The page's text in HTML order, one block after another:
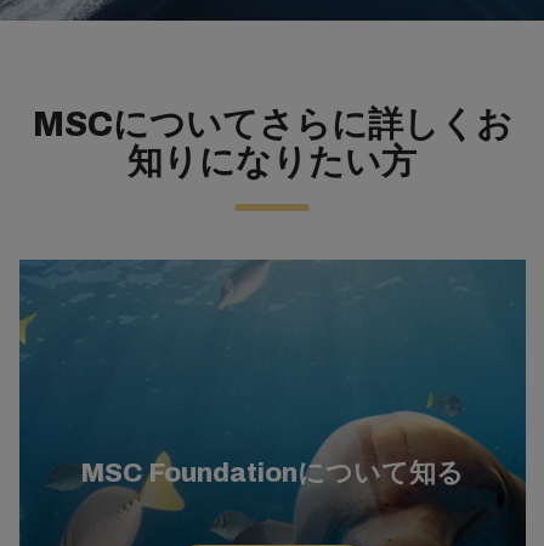
MSCについてさらに詳しくお
知りになりたい方
MSC Foundationについて知る